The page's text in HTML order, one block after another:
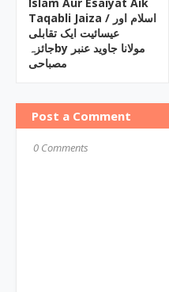
Taqabli Jaiza / اسلام اور
عیسائیت ایک تقابلی
جائزہby مولانا جاوید عنبر
مصباحی
Post a Comment
0 Comments